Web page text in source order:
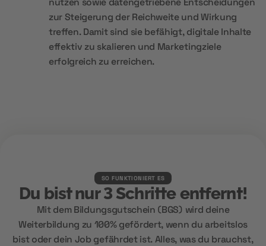
zur Steigerung der Reichweite und Wirkung
treffen. Damit sind sie befähigt, digitale Inhalte
effektiv zu skalieren und Marketingziele
erfolgreich zu erreichen.
SO FUNKTIONIERT ES
Du bist nur 3 Schritte entfernt!
Mit dem Bildungsgutschein (BGS) wird deine
Weiterbildung zu 100% gefördert, wenn du arbeitslos
bist oder dein Job gefährdet ist. Alles, was du brauchst,